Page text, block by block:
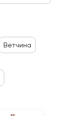
Ветчина